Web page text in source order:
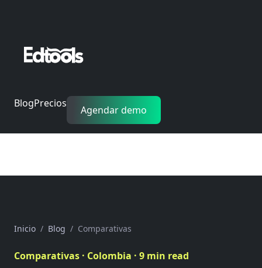
BlogPrecios
Agendar demo
Inicio Blog Comparativas
Comparativas · Colombia · 9 min read